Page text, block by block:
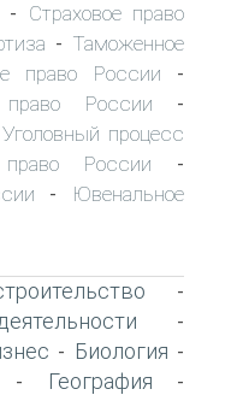
- Страховое право
- Таможенное
право России -
право России -
Уголовный процесс
право России -
-
Ювенальное
-
-
- Биология -
- География -